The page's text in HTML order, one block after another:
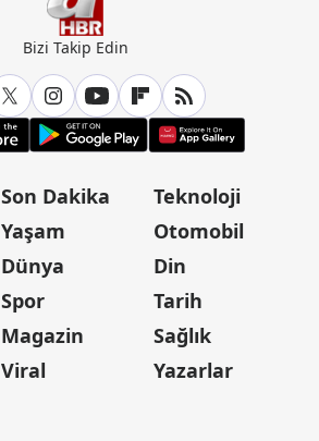
Bizi Takip Edin
Son Dakika
Yaşam
Dünya
Spor
Magazin
Viral
Teknoloji
Otomobil
Din
Tarih
Sağlık
Yazarlar